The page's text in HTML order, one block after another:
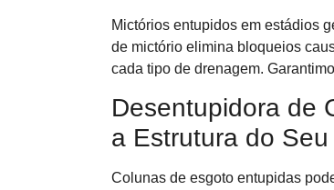
Mictórios entupidos em estádios
de mictório elimina bloqueios
cada tipo de drenagem.
Desentupidora de
a Estrutura do
Colunas de esgoto entupidas